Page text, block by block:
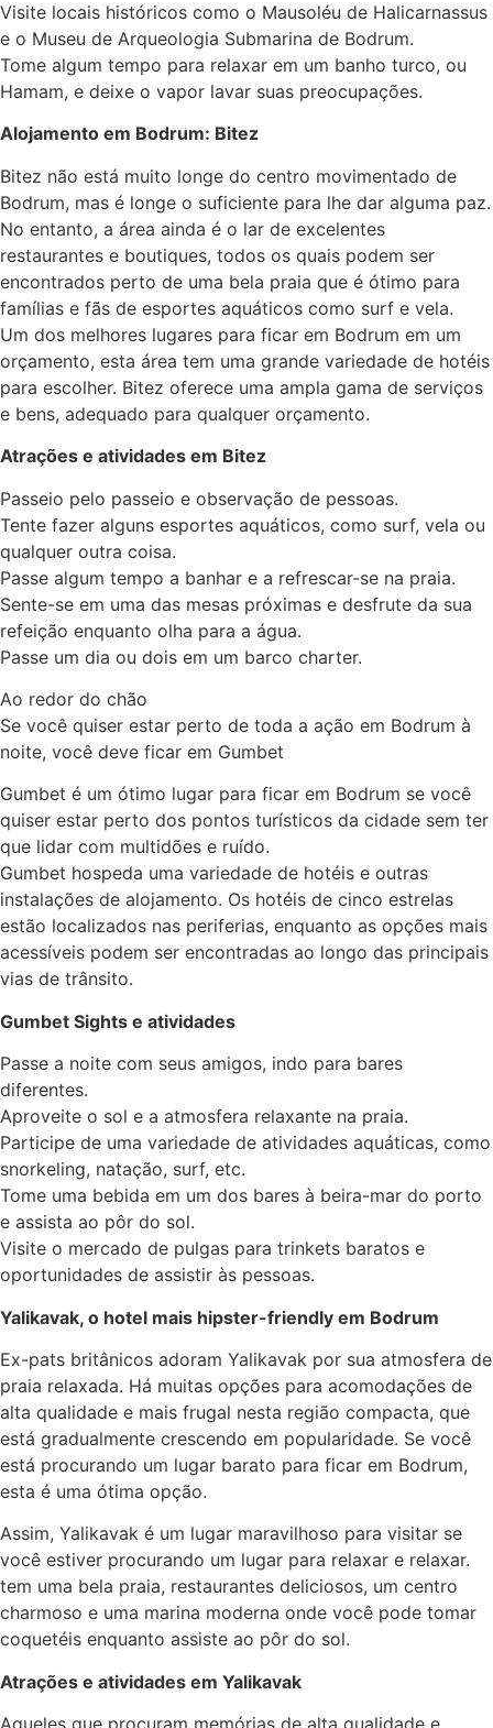
Visite locais históricos como o Mausoléu de Halicarnassus
e o Museu de Arqueologia Submarina de Bodrum.
Tome algum tempo para relaxar em um banho turco, ou
Hamam, e deixe o vapor lavar suas preocupações.
Alojamento em Bodrum: Bitez
Bitez não está muito longe do centro movimentado de
Bodrum, mas é longe o suficiente para lhe dar alguma paz.
No entanto, a área ainda é o lar de excelentes
restaurantes e boutiques, todos os quais podem ser
encontrados perto de uma bela praia que é ótimo para
famílias e fãs de esportes aquáticos como surf e vela.
Um dos melhores lugares para ficar em Bodrum em um
orçamento, esta área tem uma grande variedade de hotéis
para escolher. Bitez oferece uma ampla gama de serviços
e bens, adequado para qualquer orçamento.
Atrações e atividades em Bitez
Passeio pelo passeio e observação de pessoas.
Tente fazer alguns esportes aquáticos, como surf, vela ou
qualquer outra coisa.
Passe algum tempo a banhar e a refrescar-se na praia.
Sente-se em uma das mesas próximas e desfrute da sua
refeição enquanto olha para a água.
Passe um dia ou dois em um barco charter.
Ao redor do chão
Se você quiser estar perto de toda a ação em Bodrum à
noite, você deve ficar em Gumbet
Gumbet é um ótimo lugar para ficar em Bodrum se você
quiser estar perto dos pontos turísticos da cidade sem ter
que lidar com multidões e ruído.
Gumbet hospeda uma variedade de hotéis e outras
instalações de alojamento. Os hotéis de cinco estrelas
estão localizados nas periferias, enquanto as opções mais
acessíveis podem ser encontradas ao longo das principais
vias de trânsito.
Gumbet Sights e atividades
Passe a noite com seus amigos, indo para bares
diferentes.
Aproveite o sol e a atmosfera relaxante na praia.
Participe de uma variedade de atividades aquáticas, como
snorkeling, natação, surf, etc.
Tome uma bebida em um dos bares à beira-mar do porto
e assista ao pôr do sol.
Visite o mercado de pulgas para trinkets baratos e
oportunidades de assistir às pessoas.
Yalikavak, o hotel mais hipster-friendly em Bodrum
Ex-pats britânicos adoram Yalikavak por sua atmosfera de
praia relaxada. Há muitas opções para acomodações de
alta qualidade e mais frugal nesta região compacta, que
está gradualmente crescendo em popularidade. Se você
está procurando um lugar barato para ficar em Bodrum,
esta é uma ótima opção.
Assim, Yalikavak é um lugar maravilhoso para visitar se
você estiver procurando um lugar para relaxar e relaxar.
tem uma bela praia, restaurantes deliciosos, um centro
charmoso e uma marina moderna onde você pode tomar
coquetéis enquanto assiste ao pôr do sol.
Atrações e atividades em Yalikavak